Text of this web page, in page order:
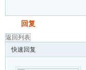
回复
返回列表
快速回复